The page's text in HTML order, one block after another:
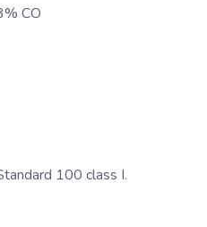
CO
100 class I.